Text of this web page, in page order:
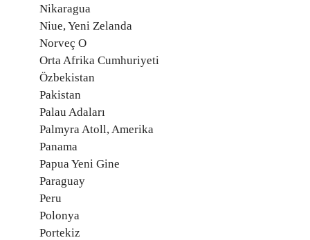
Nikaragua
Niue, Yeni Zelanda
Norveç O
Orta Afrika Cumhuriyeti
Özbekistan
Pakistan
Palau Adaları
Palmyra Atoll, Amerika
Panama
Papua Yeni Gine
Paraguay
Peru
Polonya
Portekiz